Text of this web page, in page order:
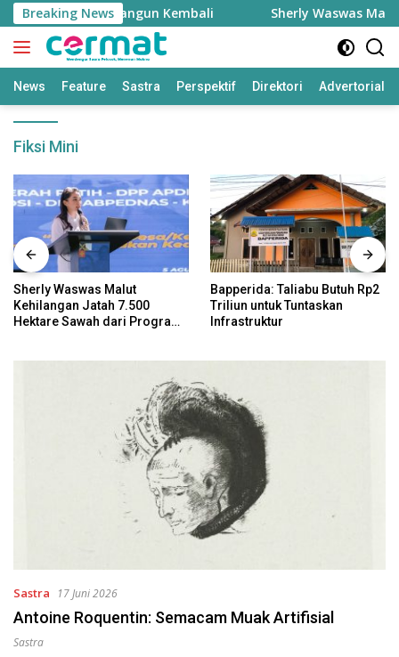
Langsung
ke
konten
Breaking News
Kini Dibangun Kembali Sherly Waswas Malut
News Feature Sastra Perspektif Direktori Advertorial
Fiksi Mini
Sherly Waswas Malut
Kehilangan Jatah 7.500
Hektare Sawah dari Program
Bapperida: Taliabu Butuh Rp2
Triliun untuk Tuntaskan
Infrastruktur
Sastra 17 Juni 2026
Antoine Roquentin: Semacam Muak Artifisial
Sastra